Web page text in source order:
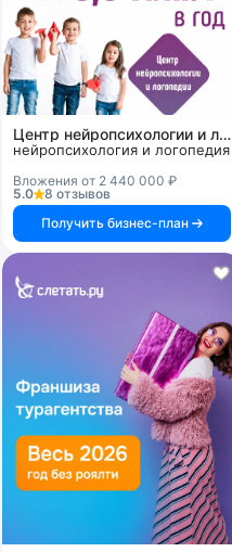
Центр нейропсихологии и логопедии «Здоровый ребенок»
нейропсихология и логопедия
Вложения от 2 440 000 ₽
5.0
8 отзывов
Получить бизнес-план